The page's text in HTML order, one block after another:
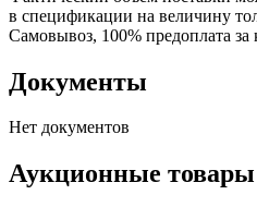
в спецификации на величину
Самовывоз, 100% предоплата
Документы
Нет документов
Аукционные товары